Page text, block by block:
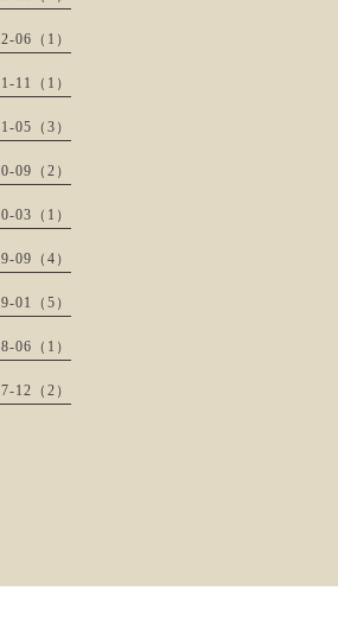
06（1）
11（1）
05（3）
09（2）
03（1）
09（4）
01（5）
06（1）
12（2）